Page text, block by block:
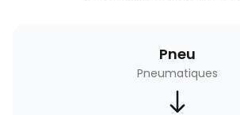
Pneu
Pneumatiques